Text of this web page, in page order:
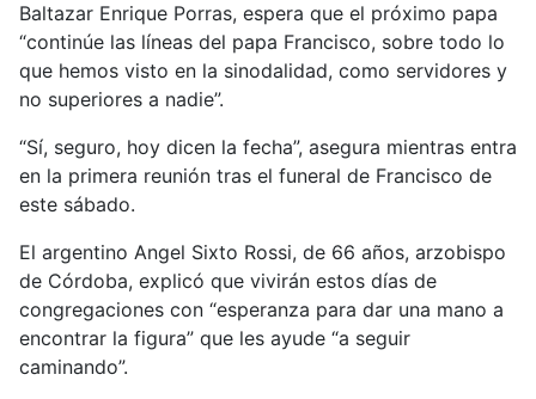
Baltazar Enrique Porras, espera que el próximo papa
“continúe las líneas del papa Francisco, sobre todo lo
que hemos visto en la sinodalidad, como servidores y
no superiores a nadie”.
“Sí, seguro, hoy dicen la fecha”, asegura mientras entra
en la primera reunión tras el funeral de Francisco de
este sábado.
El argentino Angel Sixto Rossi, de 66 años, arzobispo
de Córdoba, explicó que vivirán estos días de
congregaciones con “esperanza para dar una mano a
encontrar la figura” que les ayude “a seguir
caminando”.